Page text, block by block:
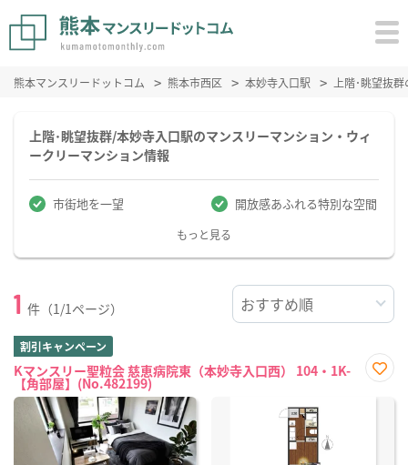
熊本マンスリードットコム 熊本市西区 本妙寺入口駅 上階･眺望抜
上階･眺望抜群/本妙寺入口駅のマンスリーマンション・ウィ
ークリーマンション情報
市街地を一望 開放感あふれる特別な空間
もっと見る
1 件（1/1ページ）
割引キャンペーン
Kマンスリー聖粒会 慈恵病院東（本妙寺入口西） 104・1K-
【角部屋】(No.482199)
に入